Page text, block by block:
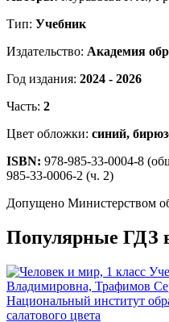
Тип: Учебник
Издательство: Академия
Год издания: 2024 - 2026
Часть: 2
Цвет обложки: синий,
ISBN: 978-985-33-0004-8
985-33-0006-2 (ч. 2)
Допущено Министерством
Популярные ГДЗ